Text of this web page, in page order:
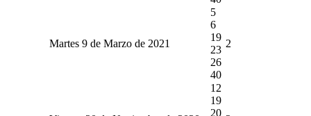
Martes 9 de Marzo de 2021
5
6
19
23
26
40
2
12
19
20